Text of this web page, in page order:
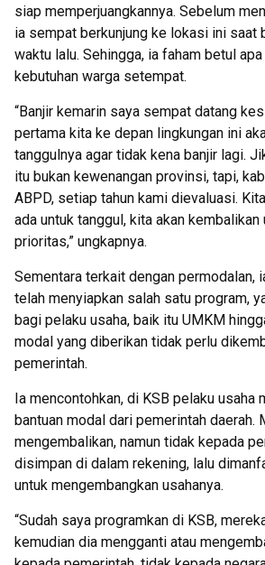
siap memperjuangkannya. Sebelum
ia sempat berkunjung ke lokasi ini saat
waktu lalu. Sehingga, ia faham betul
kebutuhan warga setempat.
“Banjir kemarin saya sempat datang
pertama kita ke depan lingkungan ini
tanggulnya agar tidak kena banjir lagi.
itu bukan kewenangan provinsi, tapi,
ABPD, setiap tahun kami dievaluasi.
ada untuk tanggul, kita akan kembalikan
prioritas,” ungkapnya.
Sementara terkait dengan permodalan,
telah menyiapkan salah satu program,
bagi pelaku usaha, baik itu UMKM
modal yang diberikan tidak perlu
pemerintah.
Ia mencontohkan, di KSB pelaku usaha
bantuan modal dari pemerintah daerah.
mengembalikan, namun tidak kepada
disimpan di dalam rekening, lalu
untuk mengembangkan usahanya.
“Sudah saya programkan di KSB,
kemudian dia mengganti atau